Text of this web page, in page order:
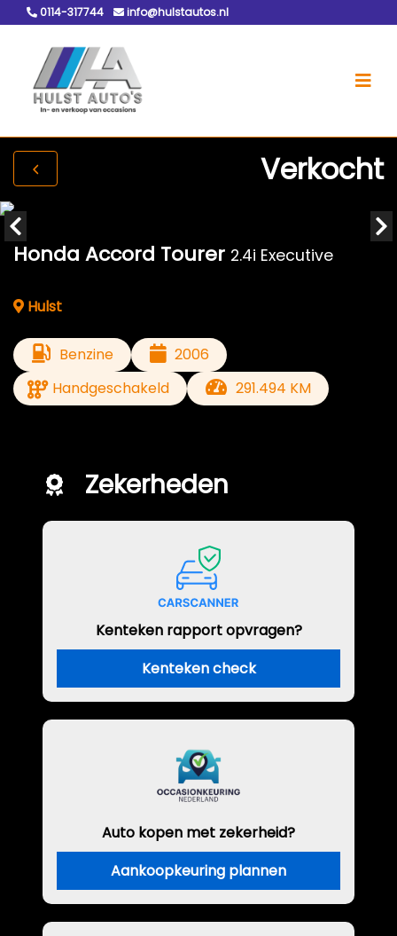
0114-317744 info@hulstautos.nl
Verkocht
Honda Accord Tourer 2.4i Executive
Hulst
Benzine
2006
Handgeschakeld
291.494 KM
Zekerheden
Kenteken rapport opvragen?
Kenteken check
Auto kopen met zekerheid?
Aankoopkeuring plannen